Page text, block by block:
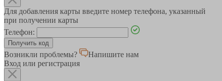
Для добавления карты введите номер телефона, указанный
при получении карты
Телефон:
Возникли проблемы?
Напишите нам
Вход или регистрация